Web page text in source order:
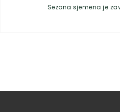
Sezona sjemena je